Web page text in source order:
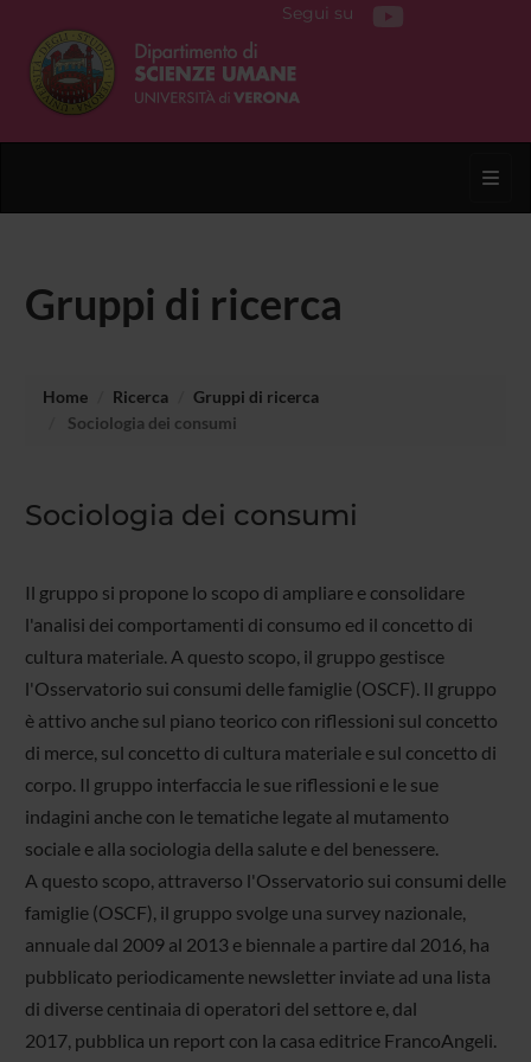
Segui su
Gruppi di ricerca
Home Ricerca
Gruppi di ricerca
Sociologia dei consumi
Sociologia dei consumi
Il gruppo si propone lo scopo di ampliare e consolidare
l'analisi dei comportamenti di consumo ed il concetto di
cultura materiale. A questo scopo, il gruppo gestisce
l'Osservatorio sui consumi delle famiglie (OSCF). Il gruppo
è attivo anche sul piano teorico con riflessioni sul concetto
di merce, sul concetto di cultura materiale e sul concetto di
corpo. Il gruppo interfaccia le sue riflessioni e le sue
indagini anche con le tematiche legate al mutamento
sociale e alla sociologia della salute e del benessere.
A questo scopo, attraverso l'Osservatorio sui consumi delle
famiglie (OSCF), il gruppo svolge una survey nazionale,
annuale dal 2009 al 2013 e biennale a partire dal 2016, ha
pubblicato periodicamente newsletter inviate ad una lista
di diverse centinaia di operatori del settore e, dal
2017, pubblica un report con la casa editrice FrancoAngeli.